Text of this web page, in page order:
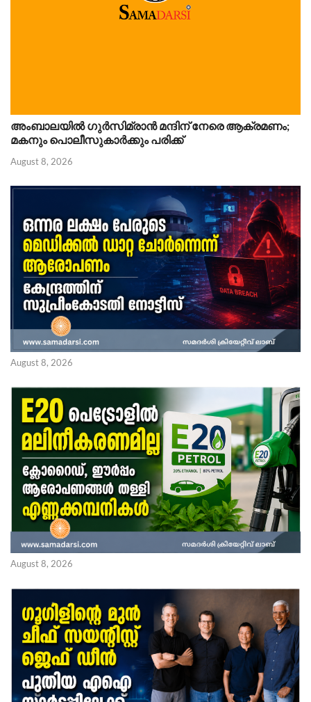
അംബാലയിൽ ഗുർസിമ്രാൻ മന്ദിന് നേരെ ആക്രമണം;
മകനും പൊലീസുകാർക്കും പരിക്ക്
August 8, 2026
August 8, 2026
August 8, 2026